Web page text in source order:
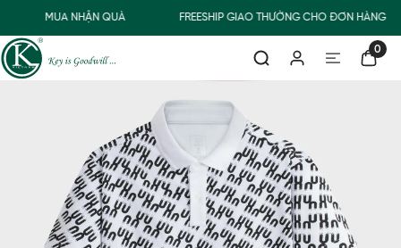
MUA NHẬN QUÀ FREESHIP GIAO THƯỜNG CHO ĐƠN HÀNG
0